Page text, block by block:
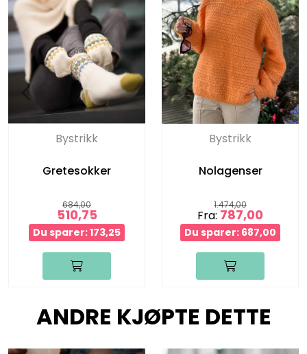
Bystrikk
Gretesokker
684,00
510,75
Du sparer: 173,25
Bystrikk
Nolagenser
1.474,00
Fra: 787,00
Du sparer: 687,00
ANDRE KJØPTE DETTE